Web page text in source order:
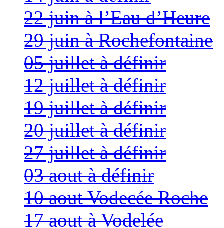
22 juin à l’Eau d’Heure
29 juin à Rochefontaine
05 juillet à définir
12 juillet à définir
19 juillet à définir
20 juillet à définir
27 juillet à définir
03 aout à définir
10 aout Vodecée Roche
17 aout à Vodelée